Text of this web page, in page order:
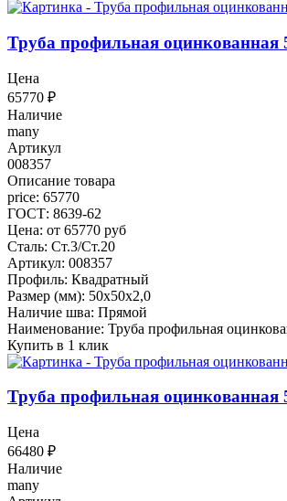
Труба профильная оцинкованная
Цена
65770 ₽
Наличие
many
Артикул
008357
Описание товара
price: 65770
ГОСТ: 8639-62
Цена: от 65770 руб
Сталь: Ст.3/Ст.20
Артикул: 008357
Профиль: Квадратный
Размер (мм): 50x50x2,0
Наличие шва: Прямой
Наименование: Труба профильная
Купить в 1 клик
Труба профильная оцинкованная
Цена
66480 ₽
Наличие
many